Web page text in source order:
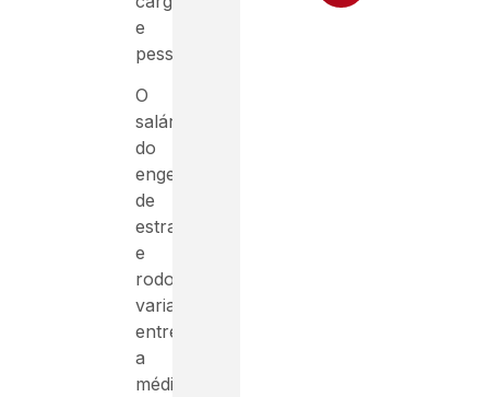
e
pessoas.
O
salário
do
engenheiro
de
estradas
e
rodovias
varia
entre
a
média